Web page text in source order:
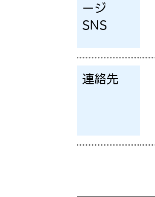
ージ
SNS
連絡先